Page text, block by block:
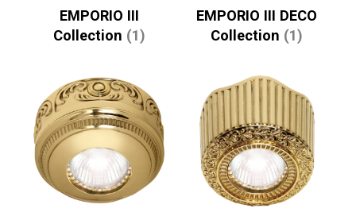
EMPORIO III
Collection (1)
EMPORIO III DECO
Collection (1)